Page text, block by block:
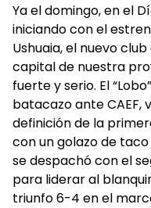
Ya el domingo, en el
iniciando con el
Ushuaia, el nuevo
capital de nuestra
fuerte y serio. El
batacazo ante CAEF,
definición de la
con un golazo de
se despachó con el
para liderar al
triunfo 6-4 en el